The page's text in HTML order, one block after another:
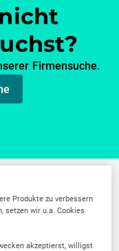
Firmensuche.
in
Produkte zu verbessern
setzen wir u.a. Cookies
akzeptierst, willigst